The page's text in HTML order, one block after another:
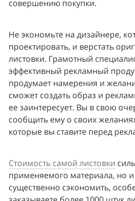
совершению покупки.
Не экономьте на дизайнере,
проектировать, и верстать
листовки. Грамотный
эффективный рекламный
продумает намерения и
сможет создать образ и
ее заинтересует. Вы в свою
сообщить ему о своих
которые вы ставите перед
Стоимость самой листовки
применяемого материала, но
существенно сэкономить,